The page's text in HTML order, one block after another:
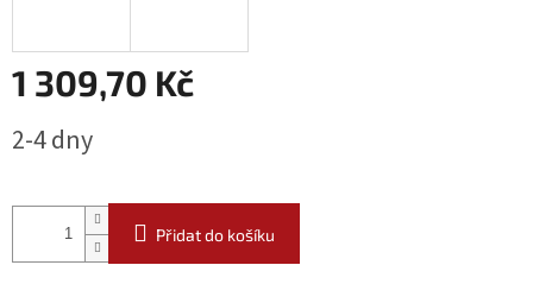
1 309,70 Kč
cena:
2-4 dny
Přidat do košíku